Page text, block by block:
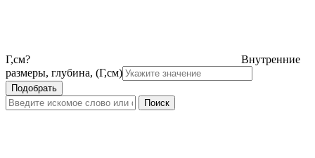
Г,см?
Внутренние
размеры, глубина, (Г,см)